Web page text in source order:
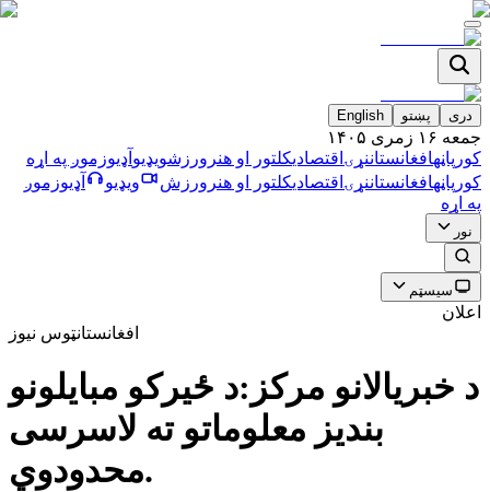
دری پښتو English
جمعه ۱۶ زمری ۱۴۰۵
کورپاڼهافغانستاننړۍ اقتصاديکلتور او هنر ورزشویډیو آډیوزموږ په اړه
کورپاڼهافغانستاننړۍ اقتصاديکلتور او هنر ورزش ویډیو آډیوزموږ
په اړه
نور
سیسټم
اعلان
افغانستانټوس نیوز
د خبریالانو مرکز:د ځیرکو مبایلونو
بندیز معلوماتو ته لاسرسی
محدودوي.